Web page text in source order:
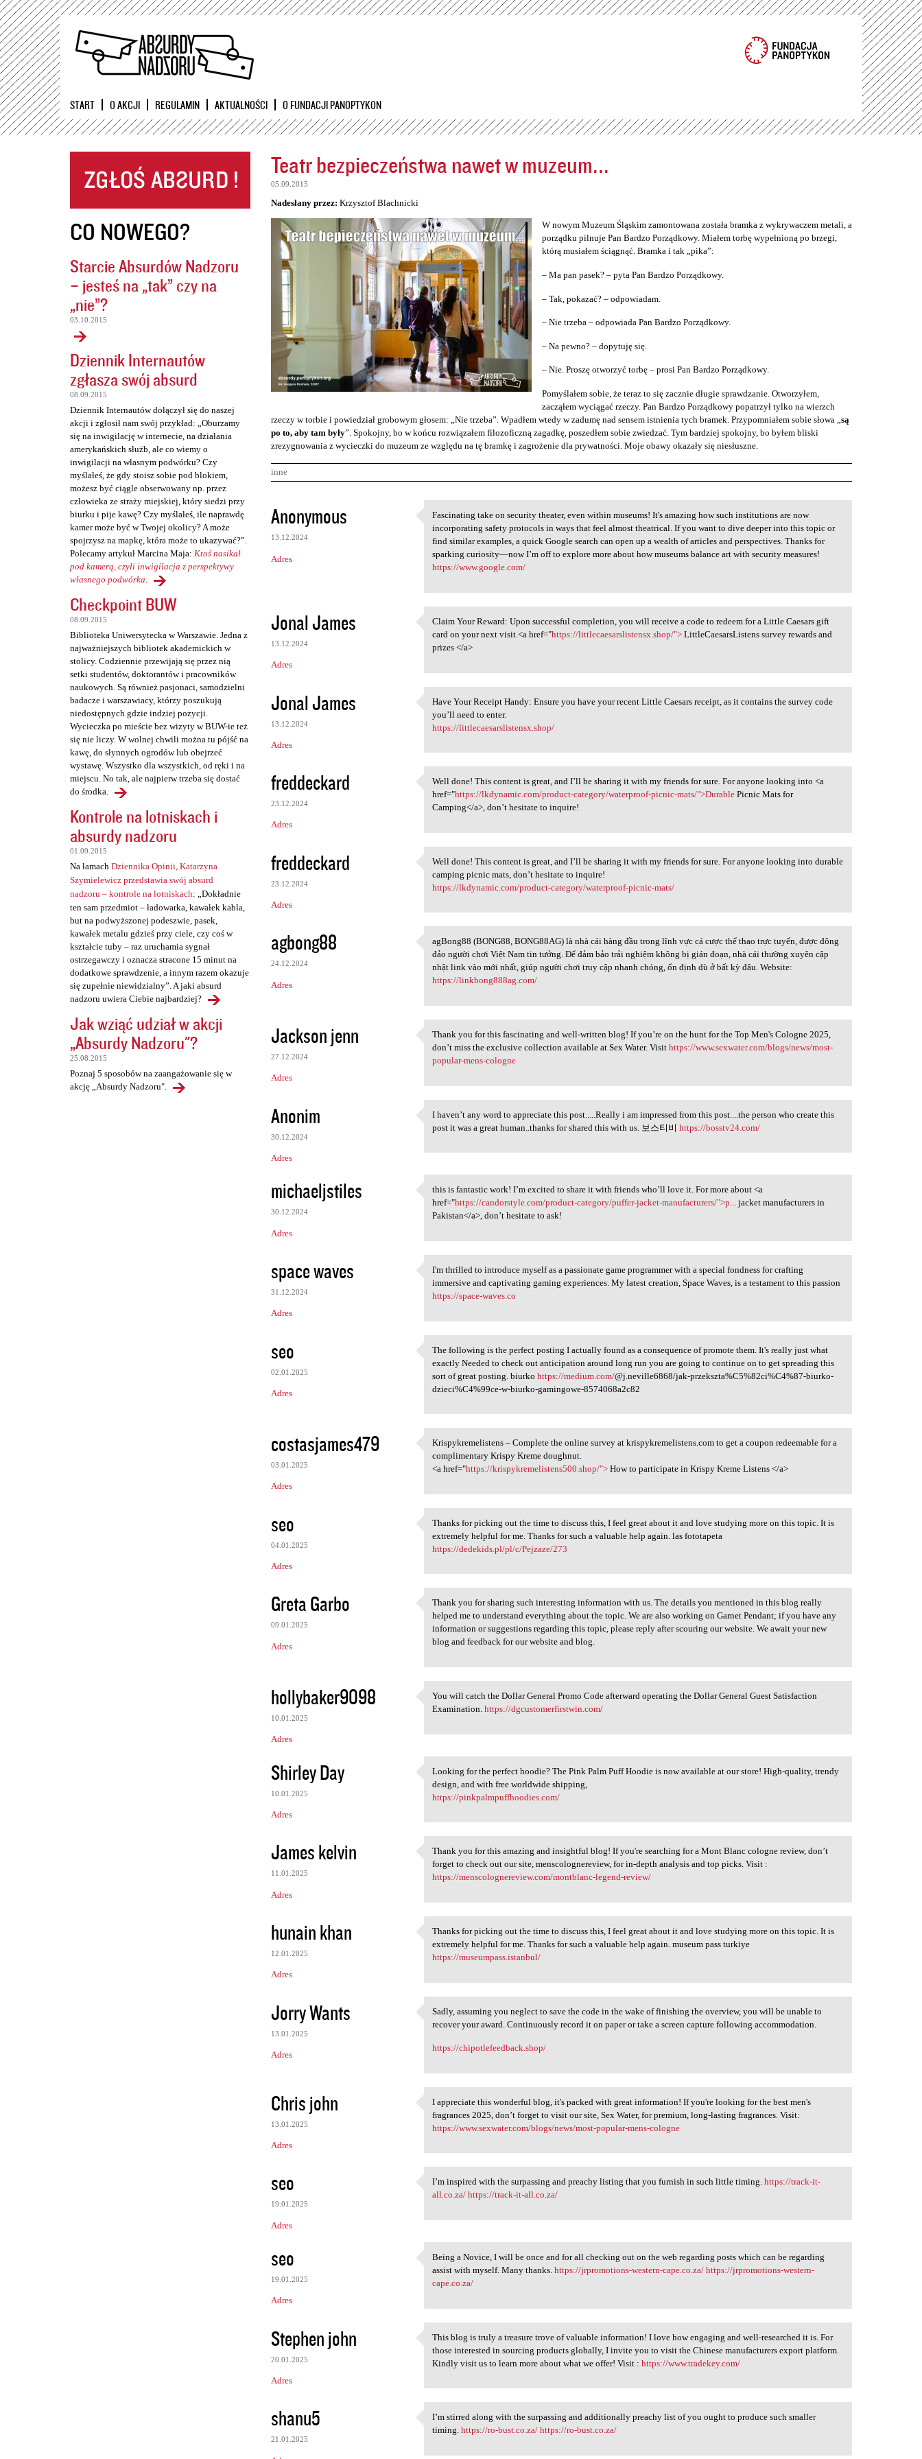
Przejdź
START O AKCJI REGULAMIN AKTUALNOŚCI O FUNDACJI PANOPTYKON
CO NOWEGO?
Starcie Absurdów Nadzoru
– jesteś na „tak” czy na
„nie”?
03.10.2015
Dziennik Internautów
zgłasza swój absurd
08.09.2015
Dziennik Internautów dołączył się do naszej
akcji i zgłosił nam swój przykład: „Oburzamy
się na inwigilację w internecie, na działania
amerykańskich służb, ale co wiemy o
inwigilacji na własnym podwórku? Czy
myślałeś, że gdy stoisz sobie pod blokiem,
możesz być ciągle obserwowany np. przez
człowieka ze straży miejskiej, który siedzi przy
biurku i pije kawę? Czy myślałeś, ile naprawdę
kamer może być w Twojej okolicy? A może
spojrzysz na mapkę, która może to ukazywać?”.
Polecamy artykuł Marcina Maja: Ktoś nasikał
pod kamerą, czyli inwigilacja z perspektywy
własnego podwórka.
Checkpoint BUW
08.09.2015
Biblioteka Uniwersytecka w Warszawie. Jedna z
najważniejszych bibliotek akademickich w
stolicy. Codziennie przewijają się przez nią
setki studentów, doktorantów i pracowników
naukowych. Są również pasjonaci, samodzielni
badacze i warszawiacy, którzy poszukują
niedostępnych gdzie indziej pozycji.
Wycieczka po mieście bez wizyty w BUW-ie też
się nie liczy. W wolnej chwili można tu pójść na
kawę, do słynnych ogrodów lub obejrzeć
wystawę. Wszystko dla wszystkich, od ręki i na
miejscu. No tak, ale najpierw trzeba się dostać
do środka.
Kontrole na lotniskach i
absurdy nadzoru
01.09.2015
Na łamach Dziennika Opinii, Katarzyna
Szymielewicz przedstawia swój absurd
nadzoru – kontrole na lotniskach: „Dokładnie
ten sam przedmiot – ładowarka, kawałek kabla,
but na podwyższonej podeszwie, pasek,
kawałek metalu gdzieś przy ciele, czy coś w
kształcie tuby – raz uruchamia sygnał
ostrzegawczy i oznacza stracone 15 minut na
dodatkowe sprawdzenie, a innym razem okazuje
się zupełnie niewidzialny”. A jaki absurd
nadzoru uwiera Ciebie najbardziej?
Jak wziąć udział w akcji
„Absurdy Nadzoru"?
25.08.2015
Poznaj 5 sposobów na zaangażowanie się w
akcję „Absurdy Nadzoru".
Teatr bezpieczeństwa nawet w muzeum...
05.09.2015
Nadesłany przez: Krzysztof Blachnicki
W nowym Muzeum Śląskim zamontowana została bramka z wykrywaczem metali, a
porządku pilnuje Pan Bardzo Porządkowy. Miałem torbę wypełnioną po brzegi,
którą musiałem ściągnąć. Bramka i tak „pika”:
– Ma pan pasek? – pyta Pan Bardzo Porządkowy.
– Tak, pokazać? – odpowiadam.
– Nie trzeba – odpowiada Pan Bardzo Porządkowy.
– Na pewno? – dopytuję się.
– Nie. Proszę otworzyć torbę – prosi Pan Bardzo Porządkowy.
Pomyślałem sobie, że teraz to się zacznie długie sprawdzanie. Otworzyłem,
zacząłem wyciągać rzeczy. Pan Bardzo Porządkowy popatrzył tylko na wierzch
rzeczy w torbie i powiedział grobowym głosem: „Nie trzeba”. Wpadłem wtedy w zadumę nad sensem istnienia tych bramek. Przypomniałem sobie słowa „ są
po to, aby tam były”. Spokojny, bo w końcu rozwiązałem filozoficzną zagadkę, poszedłem sobie zwiedzać. Tym bardziej spokojny, bo byłem bliski
zrezygnowania z wycieczki do muzeum ze względu na tę bramkę i zagrożenie dla prywatności. Moje obawy okazały się niesłuszne.
inne
K
o
m
e
a
r
z
Anonymous
13.12.2024
Adres
Fascinating take on security
Fascinating take on security theater, even within museums! It's amazing how such institutions are now
incorporating safety protocols in ways that feel almost theatrical. If you want to dive deeper into this topic or
find similar examples, a quick Google search can open up a wealth of articles and perspectives. Thanks for
sparking curiosity—now I’m off to explore more about how museums balance art with security measures!
https://www.google.com/
Jonal James
13.12.2024
Adres
Claim Your Reward: Upon
Claim Your Reward: Upon successful completion, you will receive a code to redeem for a Little Caesars gift
card on your next visit.<a href="https://littlecaesarslistensx.shop/"> LittleCaesarsListens survey rewards and
prizes </a>
Jonal James
13.12.2024
Adres
Have Your Receipt Handy:
Have Your Receipt Handy: Ensure you have your recent Little Caesars receipt, as it contains the survey code
you’ll need to enter.
https://littlecaesarslistensx.shop/
freddeckard
23.12.2024
Adres
Well done! This content is
Well done! This content is great, and I’ll be sharing it with my friends for sure. For anyone looking into <a
href="https://lkdynamic.com/product-category/waterproof-picnic-mats/">Durable Picnic Mats for
Camping</a>, don’t hesitate to inquire!
freddeckard
23.12.2024
Adres
Well done! This content is
Well done! This content is great, and I’ll be sharing it with my friends for sure. For anyone looking into durable
camping picnic mats, don’t hesitate to inquire!
https://lkdynamic.com/product-category/waterproof-picnic-mats/
agbong88
24.12.2024
Adres
agBong88 (BONG88, BONG88AG)
agBong88 (BONG88, BONG88AG) là nhà cái hàng đầu trong lĩnh vực cá cược thể thao trực tuyến, được đông
đảo người chơi Việt Nam tin tưởng. Để đảm bảo trải nghiệm không bị gián đoạn, nhà cái thường xuyên cập
nhật link vào mới nhất, giúp người chơi truy cập nhanh chóng, ổn định dù ở bất kỳ đâu. Website:
https://linkbong888ag.com/
Jackson jenn
27.12.2024
Adres
Thank you for this
Thank you for this fascinating and well-written blog! If you’re on the hunt for the Top Men's Cologne 2025,
don’t miss the exclusive collection available at Sex Water. Visithttps://www.sexwater.com/blogs/news/most-
popular-mens-cologne
Anonim
30.12.2024
Adres
I haven’t any word to
I haven’t any word to appreciate this post.....Really i am impressed from this post....the person who create this
post it was a great human..thanks for shared this with us. 보스티비https://bosstv24.com/
michaeljstiles
30.12.2024
Adres
this is fantastic work! I’m
this is fantastic work! I’m excited to share it with friends who’ll love it. For more about <a
href="https://candorstyle.com/product-category/puffer-jacket-manufacturers/">p... jacket manufacturers in
Pakistan</a>, don’t hesitate to ask!
space waves
31.12.2024
Adres
I'm thrilled to introduce
I'm thrilled to introduce myself as a passionate game programmer with a special fondness for crafting
immersive and captivating gaming experiences. My latest creation, Space Waves, is a testament to this passion
https://space-waves.co
seo
02.01.2025
Adres
The following is the perfect
The following is the perfect posting I actually found as a consequence of promote them. It's really just what
exactly Needed to check out anticipation around long run you are going to continue on to get spreading this
sort of great posting. biurkohttps://medium.com/@j.neville6868/jak-przekszta%C5%82ci%C4%87-biurko-
dzieci%C4%99ce-w-biurko-gamingowe-8574068a2c82
costasjames479
03.01.2025
Adres
Krispykremelistens – Complete
Krispykremelistens – Complete the online survey at krispykremelistens.com to get a coupon redeemable for a
complimentary Krispy Kreme doughnut.
<a href="https://krispykremelistens500.shop/"> How to participate in Krispy Kreme Listens </a>
seo
04.01.2025
Adres
Thanks for picking out the
Thanks for picking out the time to discuss this, I feel great about it and love studying more on this topic. It is
extremely helpful for me. Thanks for such a valuable help again. las fototapeta
https://dedekids.pl/pl/c/Pejzaze/273
Greta Garbo
09.01.2025
Adres
Thank you for sharing such
Thank you for sharing such interesting information with us. The details you mentioned in this blog really
helped me to understand everything about the topic. We are also working on Garnet Pendant; if you have any
information or suggestions regarding this topic, please reply after scouring our website. We await your new
blog and feedback for our website and blog.
hollybaker9098
10.01.2025
Adres
You will catch the Dollar
You will catch the Dollar General Promo Code afterward operating the Dollar General Guest Satisfaction
Examination.https://dgcustomerfirstwin.com/
Shirley Day
10.01.2025
Adres
Looking for the perfect
Looking for the perfect hoodie? The Pink Palm Puff Hoodie is now available at our store! High-quality, trendy
design, and with free worldwide shipping,
https://pinkpalmpuffhoodies.com/
James kelvin
11.01.2025
Adres
Thank you for this amazing
Thank you for this amazing and insightful blog! If you're searching for a Mont Blanc cologne review, don’t
forget to check out our site, menscolognereview, for in-depth analysis and top picks. Visit :
https://menscolognereview.com/montblanc-legend-review/
hunain khan
12.01.2025
Adres
Thanks for picking out the
Thanks for picking out the time to discuss this, I feel great about it and love studying more on this topic. It is
extremely helpful for me. Thanks for such a valuable help again. museum pass turkiye
https://museumpass.istanbul/
Jorry Wants
13.01.2025
Adres
Sadly, assuming you neglect
Sadly, assuming you neglect to save the code in the wake of finishing the overview, you will be unable to
recover your award. Continuously record it on paper or take a screen capture following accommodation.
https://chipotlefeedback.shop/
Chris john
13.01.2025
Adres
I appreciate this wonderful
I appreciate this wonderful blog, it's packed with great information! If you're looking for the best men's
fragrances 2025, don’t forget to visit our site, Sex Water, for premium, long-lasting fragrances. Visit:
https://www.sexwater.com/blogs/news/most-popular-mens-cologne
seo
19.01.2025
Adres
I’m inspired with the
I’m inspired with the surpassing and preachy listing that you furnish in such little timing.https://track-it-
all.co.za/ https://track-it-all.co.za/
seo
19.01.2025
Adres
Being a Novice, I will be
Being a Novice, I will be once and for all checking out on the web regarding posts which can be regarding
assist with myself. Many thanks.https://jrpromotions-western-cape.co.za/ https://jrpromotions-western-
cape.co.za/
Stephen john
20.01.2025
Adres
This blog is truly a treasure
This blog is truly a treasure trove of valuable information! I love how engaging and well-researched it is. For
those interested in sourcing products globally, I invite you to visit the Chinese manufacturers export platform.
Kindly visit us to learn more about what we offer! Visit :https://www.tradekey.com/
shanu5
21.01.2025
I’m stirred along with the
I’m stirred along with the surpassing and additionally preachy list of you ought to produce such smaller
timing.https://ro-bust.co.za/ https://ro-bust.co.za/